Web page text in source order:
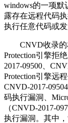
windows的一项
露存在远程代码
执行任意代码或
CNVD收录的相
Protection引擎拒
2017-09500、
Protection引擎远
CNVD-2017-
码执行漏洞、
（CNVD-2017-
执行漏洞。其中